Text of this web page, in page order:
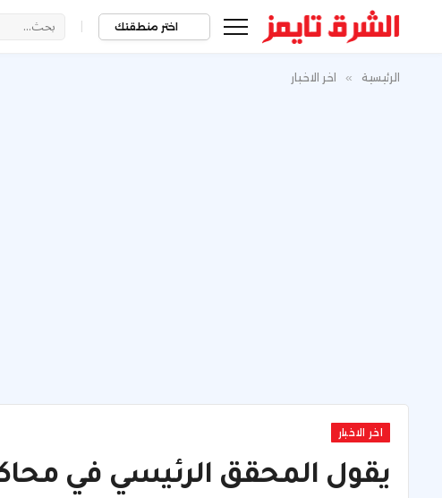
اختر منطقتك |
الرئيسية » اخر الاخبار
اخر الاخبار
يقول المحقق الرئيسي في